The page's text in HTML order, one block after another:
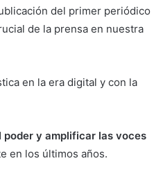
del primer periódico
de la prensa en nuestra
en la era digital y con la
poder y amplificar las voces
en los últimos años.